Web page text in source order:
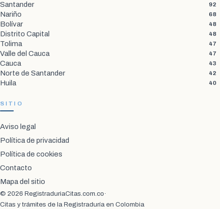
Santander 92
Nariño 68
Bolívar 48
Distrito Capital 48
Tolima 47
Valle del Cauca 47
Cauca 43
Norte de Santander 42
Huila 40
SITIO
Aviso legal
Política de privacidad
Política de cookies
Contacto
Mapa del sitio
© 2026 RegistraduriaCitas.com.co·
Citas y trámites de la Registraduría en Colombia